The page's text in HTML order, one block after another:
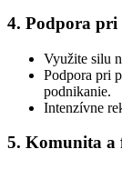
4. Podpora
Využite silu
Podpora pri
podnikanie.
Intenzívne
5. Komunita